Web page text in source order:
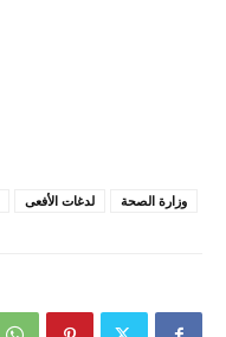
لدغات الأفعى وزارة الصحة